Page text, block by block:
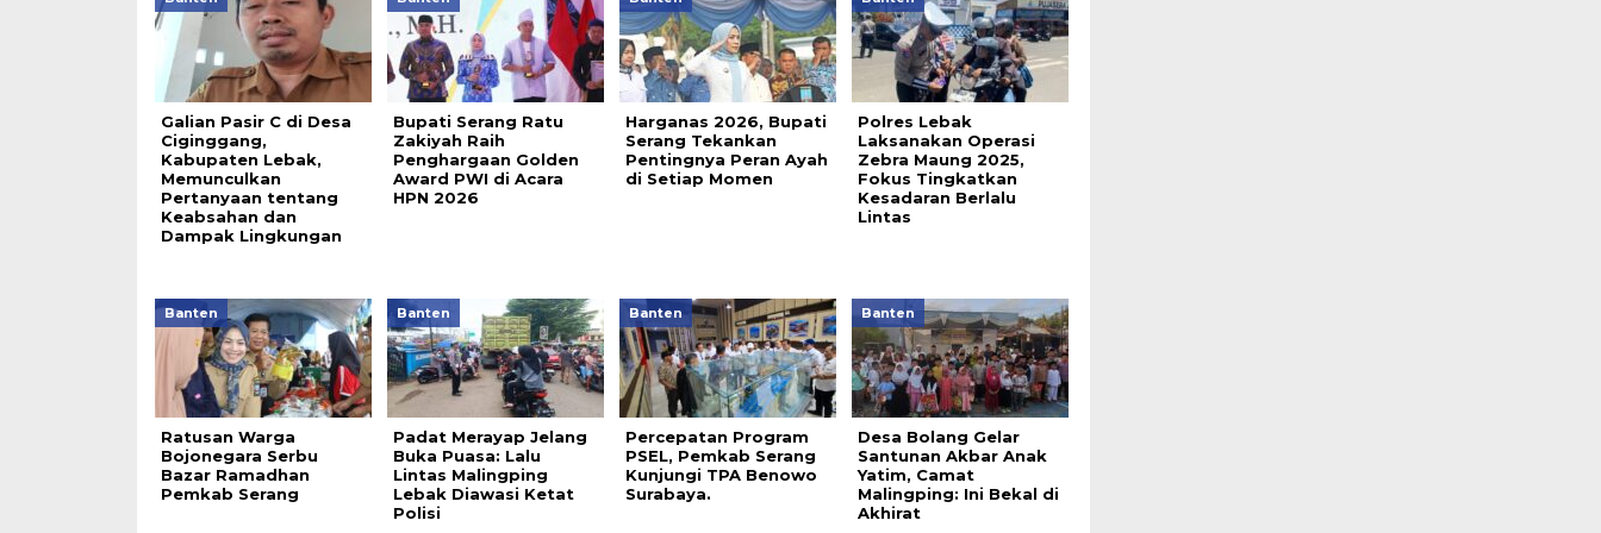
Galian Pasir C di Desa
Ciginggang,
Kabupaten Lebak,
Memunculkan
Pertanyaan tentang
Keabsahan dan
Dampak Lingkungan
Bupati Serang Ratu
Zakiyah Raih
Penghargaan Golden
Award PWI di Acara
HPN 2026
Harganas 2026, Bupati
Serang Tekankan
Pentingnya Peran Ayah
di Setiap Momen
Polres Lebak
Laksanakan Operasi
Zebra Maung 2025,
Fokus Tingkatkan
Kesadaran Berlalu
Lintas
Banten
Ratusan Warga
Bojonegara Serbu
Bazar Ramadhan
Pemkab Serang
Banten
Padat Merayap Jelang
Buka Puasa: Lalu
Lintas Malingping
Lebak Diawasi Ketat
Polisi
Banten
Percepatan Program
PSEL, Pemkab Serang
Kunjungi TPA Benowo
Surabaya.
Banten
Desa Bolang Gelar
Santunan Akbar Anak
Yatim, Camat
Malingping: Ini Bekal di
Akhirat